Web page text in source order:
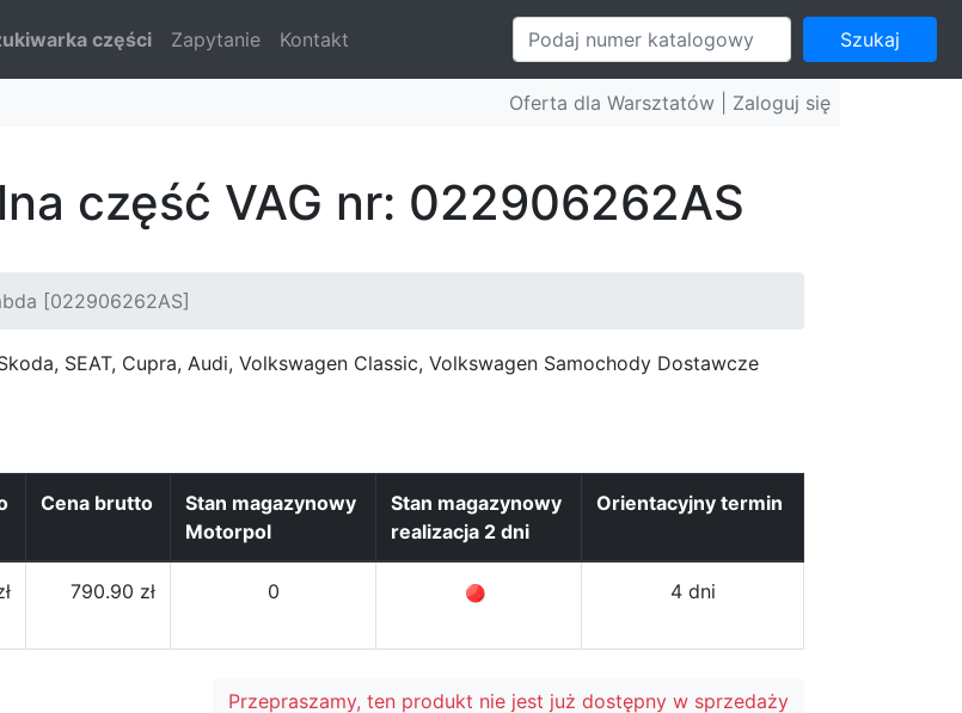
części Zapytanie Kontakt Szukaj
Oferta dla Warsztatów | Zaloguj się
część VAG nr: 022906262AS
[022906262AS]
SEAT, Cupra, Audi, Volkswagen Classic, Volkswagen Samochody Dostawcze
Cena brutto
Stan magazynowy
Motorpol
Stan magazynowy
realizacja 2 dni
Orientacyjny termin
790.90 zł 0 4 dni
Przepraszamy, ten produkt nie jest już dostępny w sprzedaży